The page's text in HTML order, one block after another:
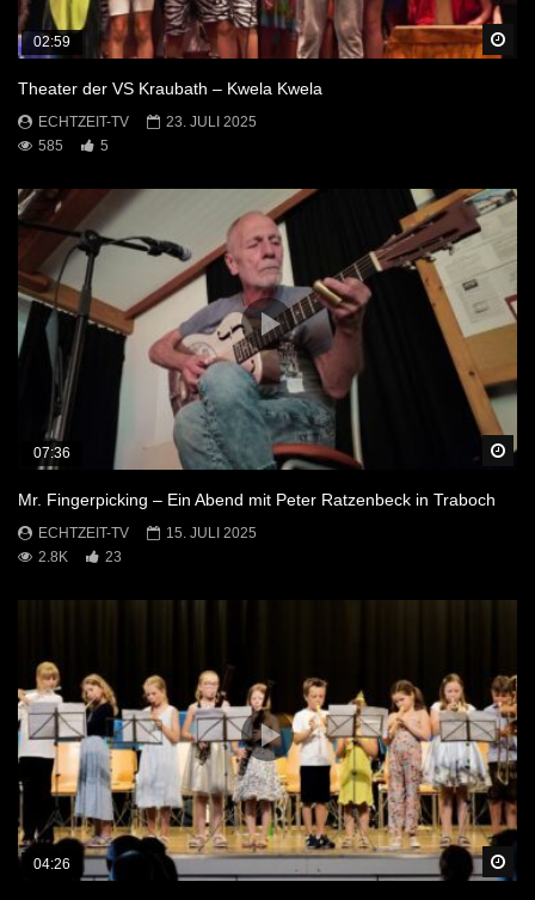
02:59
Theater der VS Kraubath – Kwela Kwela
ECHTZEIT-TV
23. JULI 2025
585
5
07:36
Mr. Fingerpicking – Ein Abend mit Peter Ratzenbeck in Traboch
ECHTZEIT-TV
15. JULI 2025
2.8K
23
04:26